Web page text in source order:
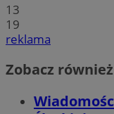
13
19
reklama
Zobacz również